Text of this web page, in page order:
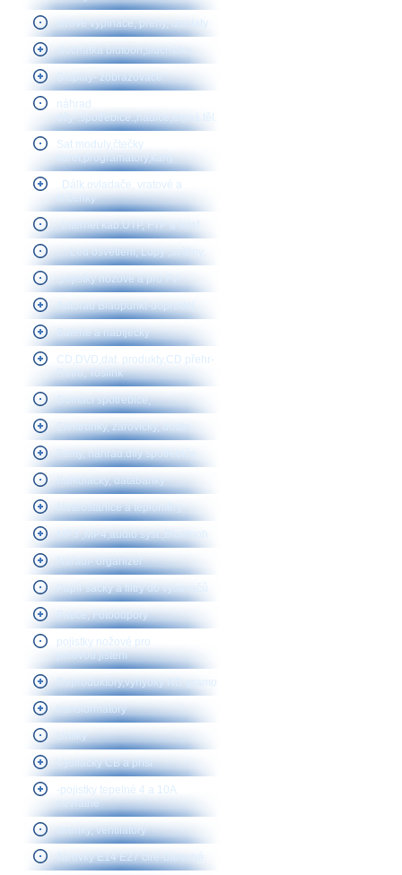
síťové vypínače, prehy, izostaty
sluchátka blutooh,sluchátka
Display- zobrazovače.
náhrad
díly-.spotřebiče.,hadice,topná těl.
Sat moduly,čtečky
karet,programátory,karty
. Dálk.ovladače, vratové a
klíčenky
. internet kab.UTP, FTP a telef
.....Led osvětlení, Lupy ,svítilny,
.pojistky nožové a pro FV
Autorád Blaupunkt-doprodej
Baterie a nabíječky
CD,DVD,dat. produkty,CD přehr-
Retro, Toslink
Domácí spotřebiče,
Elektronky, žárovičky, doutn.
Ferity, náhrad.díly spotřebiče
Kalkulačky, databanky
Meteostanice a teploměry
MP3 ,MP4,audio syst.,Bluetooh
Nářadí- organizér
Papír sáčky a filtry do vysavačů
Patice, Fotoodpory
pojistky nožové pro
polovod.jištění
Reproduktory,vyhybky ND gramo
transformátory
Uhlíky
Vysílačky CB a přísl
-pojistky tepelné 4 a 10A
nevratné
sirenky, ventilátory
žárovky E14 E27 čiré-barevné